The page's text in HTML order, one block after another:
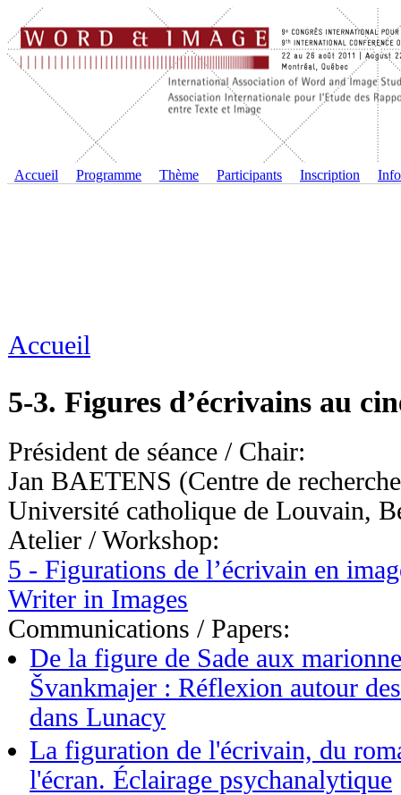
Accueil Programme Thème Participants Inscription
Accueil
5-3. Figures d’écrivains au
Président de séance / Chair:
Jan BAETENS (Centre de
Université catholique de Louvain,
Atelier / Workshop:
5 - Figurations de l’écrivain en
Writer in Images
Communications / Papers:
De la figure de Sade aux
Švankmajer : Réflexion autour
dans Lunacy
La figuration de l'écrivain, du
l'écran. Éclairage psychanalytique